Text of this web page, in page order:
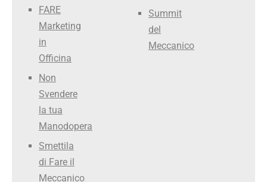
FARE
Marketing
in
Officina
Non
Svendere
la tua
Manodopera
Smettila
di Fare il
Meccanico
Summit
del
Meccanico